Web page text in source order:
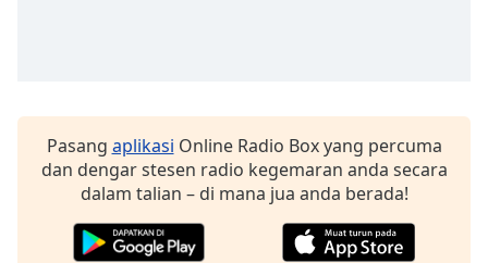
Pasang aplikasi Online Radio Box yang percuma
dan dengar stesen radio kegemaran anda secara
dalam talian – di mana jua anda berada!